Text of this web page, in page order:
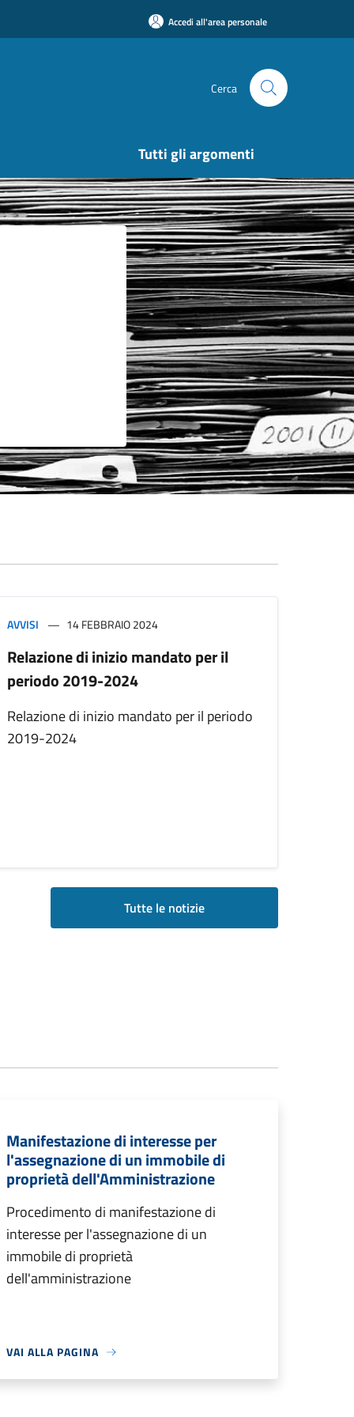
Accedi all'area personale
Cerca
Tutti gli argomenti
AVVISI 14 FEBBRAIO 2024
Relazione di inizio mandato per il
periodo 2019-2024
Relazione di inizio mandato per il periodo
2019-2024
Tutte le notizie
Manifestazione di interesse per
l'assegnazione di un immobile di
proprietà dell'Amministrazione
Procedimento di manifestazione di
interesse per l'assegnazione di un
immobile di proprietà
dell'amministrazione
VAI ALLA PAGINA